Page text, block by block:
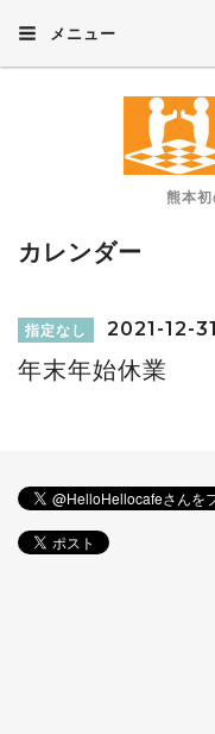
メニュー
熊本
カレンダー
指定なし 2021-12-
年末年始休業